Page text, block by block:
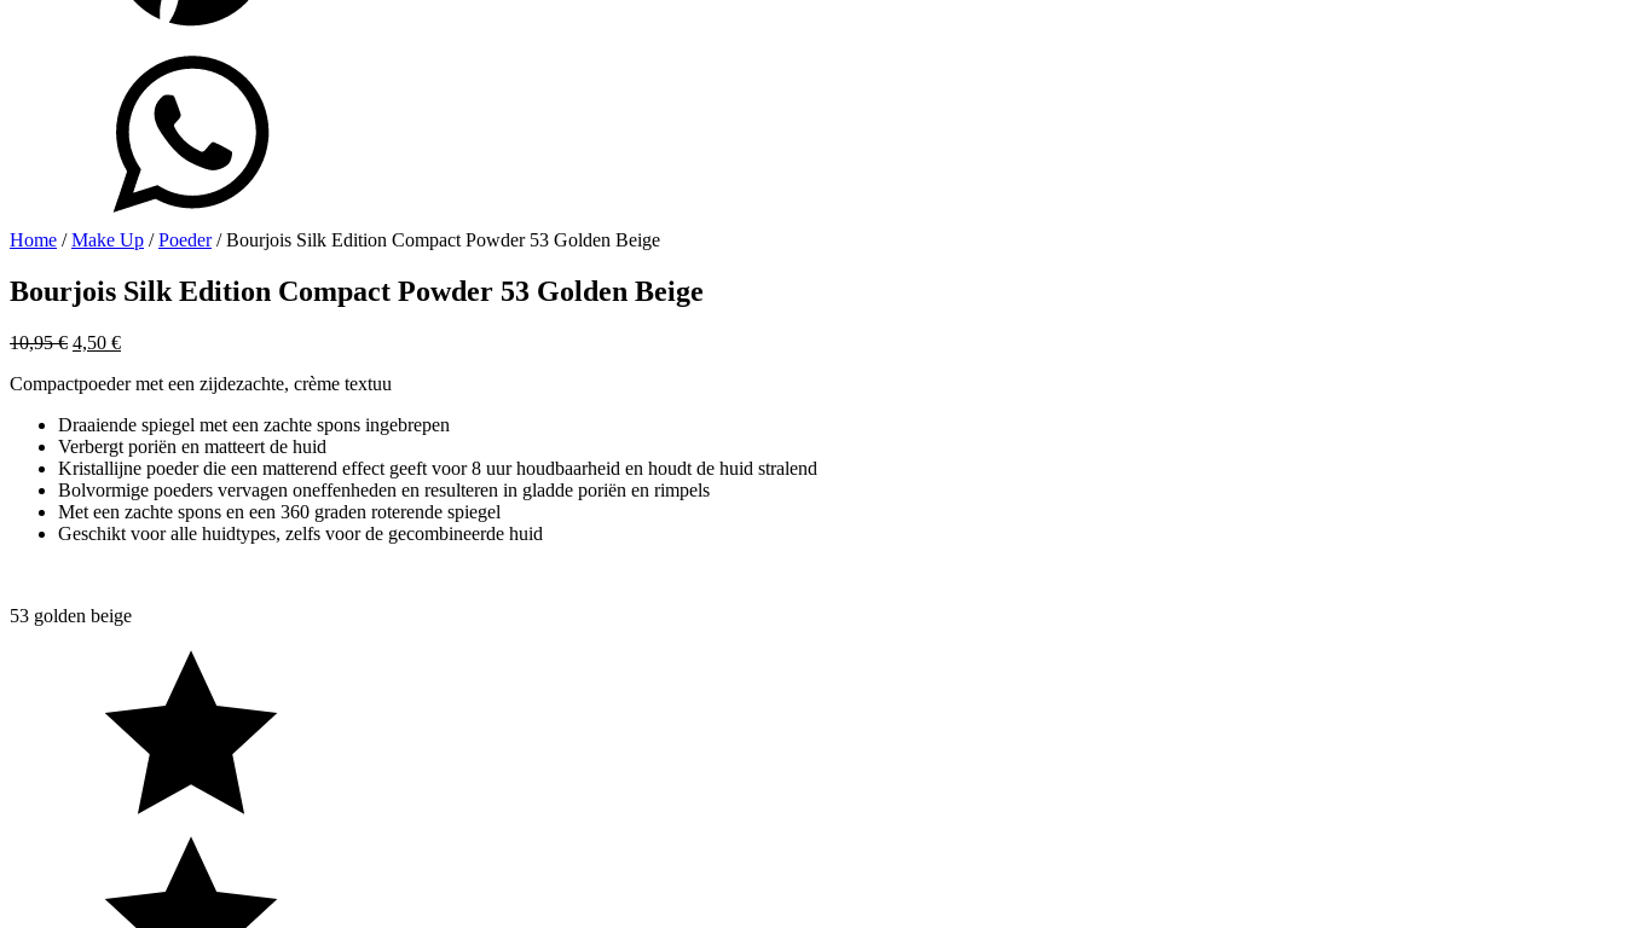
Home /Make Up /Poeder/ Bourjois Silk Edition Compact Powder 53 Golden Beige
Bourjois Silk Edition Compact Powder 53 Golden Beige
10,95€ Oorspronkelijke
was:
4,50 €Huidige
is:
Compactpoeder met een zijdezachte, crème textuu
Draaiende spiegel met een zachte spons ingebrepen
Verbergt poriën en matteert de huid
Kristallijne poeder die een matterend effect geeft voor 8 uur houdbaarheid en houdt de huid stralend
Bolvormige poeders vervagen oneffenheden en resulteren in gladde poriën en rimpels
Met een zachte spons en een 360 graden roterende spiegel
Geschikt voor alle huidtypes, zelfs voor de gecombineerde huid
53 golden beige